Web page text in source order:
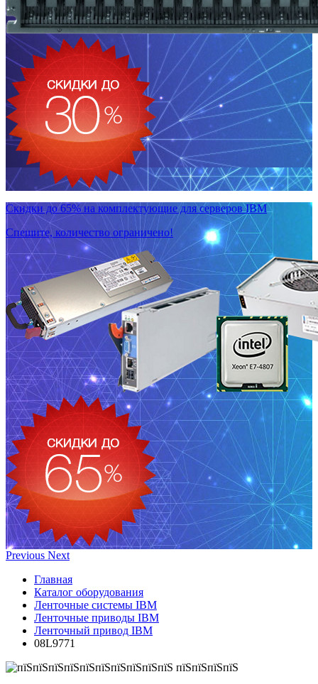
Скидки до 65% на комплектующие для серверов IBM
Спешите, количество ограничено!
Previous Next
Главная
Каталог оборудования
Ленточные системы IBM
Ленточные приводы IBM
Ленточный привод IBM
08L9771